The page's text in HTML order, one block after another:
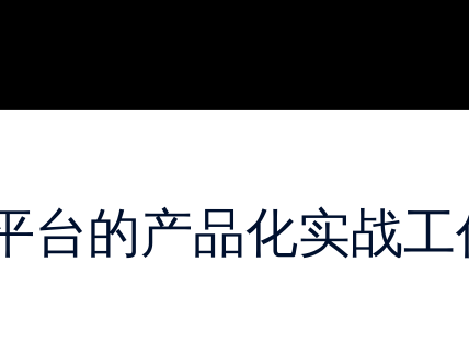
台的产品化实战